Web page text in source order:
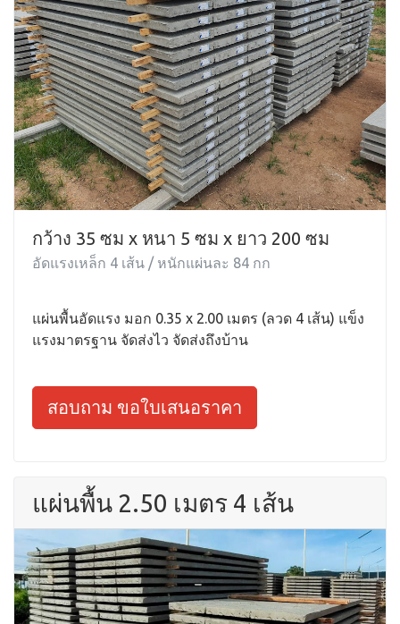
กว้าง 35 ซม x หนา 5 ซม x ยาว 200 ซม
อัดแรงเหล็ก 4 เส้น / หนักแผ่นละ 84 กก
แผ่นพื้นอัดแรง มอก 0.35 x 2.00 เมตร (ลวด 4 เส้น) แข็ง
แรงมาตรฐาน จัดส่งไว จัดส่งถึงบ้าน
สอบถาม ขอใบเสนอราคา
แผ่นพื้น 2.50 เมตร 4 เส้น